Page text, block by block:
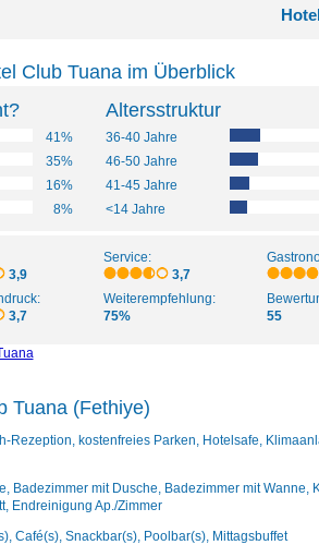
Club Tuana im Überblick
41%
35%
16%
8%
Altersstruktur
36-40 Jahre
46-50 Jahre
41-45 Jahre
<14 Jahre
3,9
Service:
3,7
3,7
Weiterempfehlung:
75%
55
Tuana (Fethiye)
Rezeption, kostenfreies Parken, Hotelsafe,
Badezimmer mit Dusche, Badezimmer mit Wanne,
Endreinigung Ap./Zimmer
Café(s), Snackbar(s), Poolbar(s), Mittagsbuffet